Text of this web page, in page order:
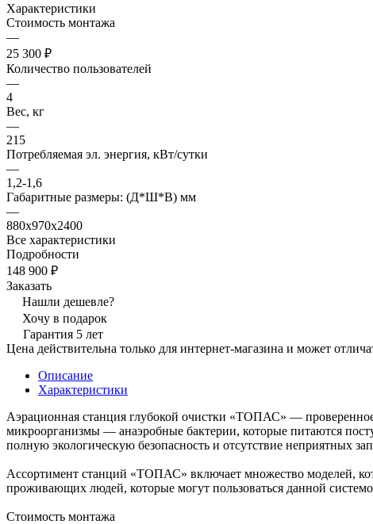
Характеристики
Стоимость монтажа
—
25 300 ₽
Количество пользователей
—
4
Вес, кг
—
215
Потребляемая эл. энергия, кВт/сутки
—
1,2-1,6
Габаритные размеры: (Д*Ш*В) мм
—
880х970х2400
Все характеристики
Подробности
148 900 ₽
Заказать
Нашли дешевле?
Хочу в подарок
Гарантия 5 лет
Цена действительна только для интернет-магазина и может
Описание
Характеристики
Аэрационная станция глубокой очистки «ТОПАС» —
микроорганизмы — анаэробные бактерии, которые питаются
полную экологическую безопасность и отсутствие неприятных
Ассортимент станций «ТОПАС» включает множество моделей,
проживающих людей, которые могут пользоваться данной
Стоимость монтажа